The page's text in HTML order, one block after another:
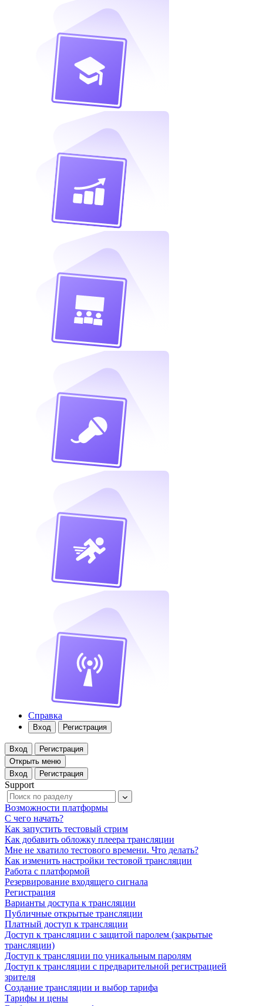
Справка
Вход Регистрация
Вход
Регистрация
Открыть меню
Вход
Регистрация
Support
Возможности платформы
С чего начать?
Как запустить тестовый стрим
Как добавить обложку плеера трансляции
Мне не хватило тестового времени. Что делать?
Как изменить настройки тестовой трансляции
Работа с платформой
Резервирование входящего сигнала
Регистрация
Варианты доступа к трансляции
Публичные открытые трансляции
Платный доступ к трансляции
Доступ к трансляции c защитой паролем (закрытые
трансляции)
Доступ к трансляции по уникальным паролям
Доступ к трансляции c предварительной регистрацией
зрителя
Создание трансляции и выбор тарифа
Тарифы и цены